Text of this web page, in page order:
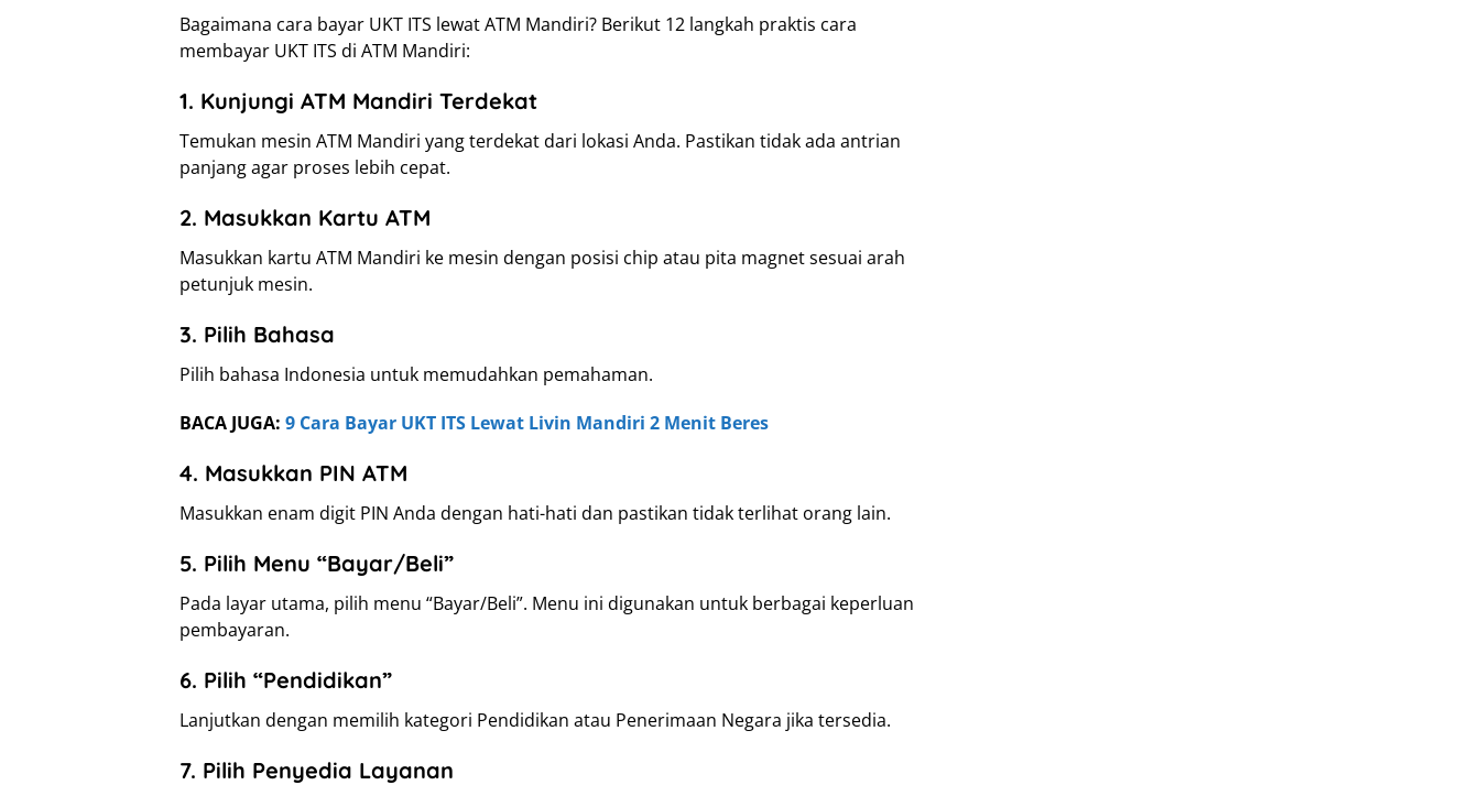
Bagaimana cara bayar UKT ITS lewat ATM Mandiri? Berikut 12 langkah praktis cara
membayar UKT ITS di ATM Mandiri:
1. Kunjungi ATM Mandiri Terdekat
Temukan mesin ATM Mandiri yang terdekat dari lokasi Anda. Pastikan tidak ada antrian
panjang agar proses lebih cepat.
2. Masukkan Kartu ATM
Masukkan kartu ATM Mandiri ke mesin dengan posisi chip atau pita magnet sesuai arah
petunjuk mesin.
3. Pilih Bahasa
Pilih bahasa Indonesia untuk memudahkan pemahaman.
BACA JUGA: 9 Cara Bayar UKT ITS Lewat Livin Mandiri 2 Menit Beres
4. Masukkan PIN ATM
Masukkan enam digit PIN Anda dengan hati-hati dan pastikan tidak terlihat orang lain.
5. Pilih Menu “Bayar/Beli”
Pada layar utama, pilih menu “Bayar/Beli”. Menu ini digunakan untuk berbagai keperluan
pembayaran.
6. Pilih “Pendidikan”
Lanjutkan dengan memilih kategori Pendidikan atau Penerimaan Negara jika tersedia.
7. Pilih Penyedia Layanan